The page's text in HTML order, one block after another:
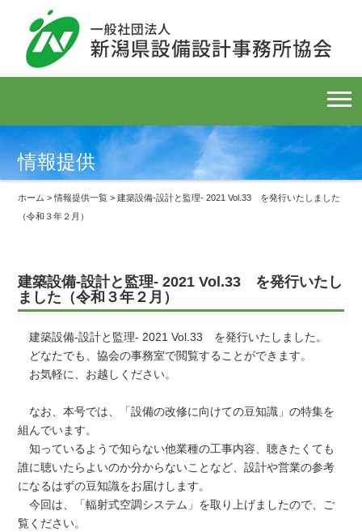
情報提供
ホーム >情報提供一覧 > 建築設備-設計と監理- 2021 Vol.33 を発行いたしました
（令和３年２月）
建築設備-設計と監理- 2021 Vol.33 を発行いたし
ました（令和３年２月）
建築設備-設計と監理- 2021 Vol.33 を発行いたしました。
どなたでも、協会の事務室で閲覧することができます。
お気軽に、お越しください。
なお、本号では、「設備の改修に向けての豆知識」の特集を
組んでいます。
知っているようで知らない他業種の工事内容、聴きたくても
誰に聴いたらよいのか分からないことなど、設計や営業の参考
になるはずの豆知識をお届けします。
今回は、「輻射式空調システム」を取り上げましたので、ご
覧ください。